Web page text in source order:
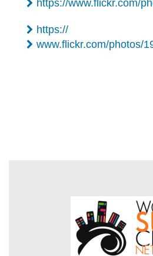
https://www.flickr.com/
https://
www.flickr.com/photos/